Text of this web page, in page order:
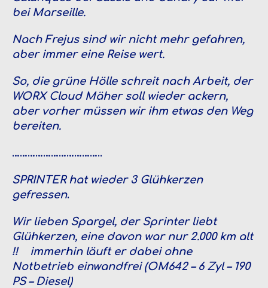
bei Marseille.
Nach Frejus sind wir nicht mehr gefahren,
aber immer eine Reise wert.
So, die grüne Hölle schreit nach Arbeit, der
WORX Cloud Mäher soll wieder ackern,
aber vorher müssen wir ihm etwas den Weg
bereiten.
……………………………..
SPRINTER hat wieder 3 Glühkerzen
gefressen.
Wir lieben Spargel, der Sprinter liebt
Glühkerzen, eine davon war nur 2.000 km alt
!! immerhin läuft er dabei ohne
Notbetrieb einwandfrei (OM642 – 6 Zyl – 190
PS – Diesel)